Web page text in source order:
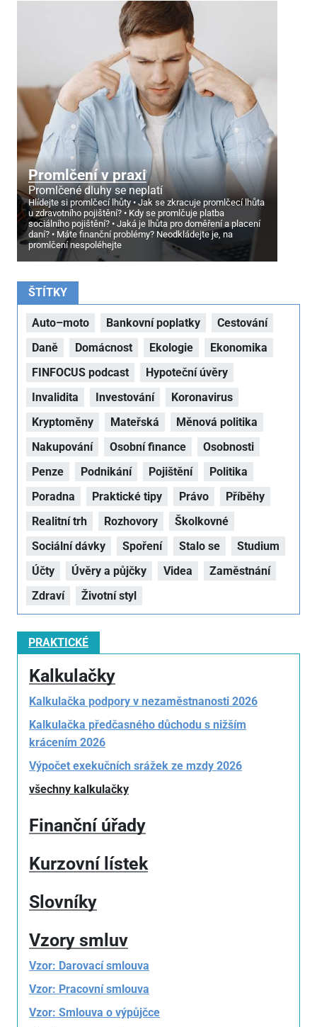
Promlčení v praxi
Promlčené dluhy se neplatí
Hlídejte si promlčecí lhůty
Jak se zkracuje promlčecí lhůta
u zdravotního pojištění?
Kdy se promlčuje platba
sociálního pojištění?
Jaká je lhůta pro doměření a placení
daní?
Máte finanční problémy? Neodkládejte je, na
promlčení nespoléhejte
ŠTÍTKY
Auto–moto Bankovní poplatky
Cestování
Daně
Domácnost Ekologie
Ekonomika
FINFOCUS podcast
Hypoteční úvěry
Invalidita
Investování
Koronavirus
Kryptoměny
Mateřská
Měnová politika
Nakupování
Osobní finance
Osobnosti
Penze
Podnikání Pojištění
Politika
Poradna
Praktické tipy Právo
Příběhy
Realitní trh
Rozhovory
Školkovné
Sociální dávky
Spoření Stalo se
Studium
Účty
Úvěry a půjčky Videa
Zaměstnání
Zdraví
Životní styl
PRAKTICKÉ
Kalkulačky
Kalkulačka podpory v nezaměstnanosti 2026
Kalkulačka předčasného důchodu s nižším
krácením 2026
Výpočet exekučních srážek ze mzdy 2026
všechny kalkulačky
Finanční úřady
Kurzovní lístek
Slovníky
Vzory smluv
Vzor: Darovací smlouva
Vzor: Pracovní smlouva
Vzor: Smlouva o výpůjčce